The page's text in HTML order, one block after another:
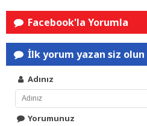
Facebook'la Yorumla
İlk yorum yazan siz olun
Adınız
Yorumunuz